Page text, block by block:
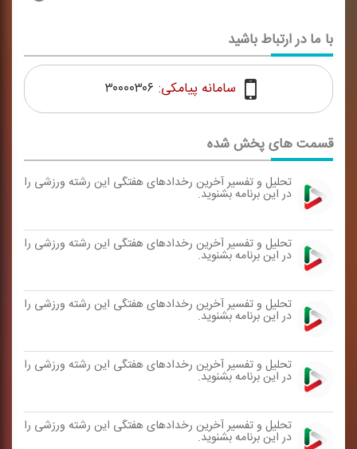
قسمت های پخش شده
تحلیل و تفسیر آخرین رخدادهای هفتگی این رشته ورزشی را
در این برنامه بشنوید.
تحلیل و تفسیر آخرین رخدادهای هفتگی این رشته ورزشی را
در این برنامه بشنوید.
تحلیل و تفسیر آخرین رخدادهای هفتگی این رشته ورزشی را
در این برنامه بشنوید.
تحلیل و تفسیر آخرین رخدادهای هفتگی این رشته ورزشی را
در این برنامه بشنوید.
تحلیل و تفسیر آخرین رخدادهای هفتگی این رشته ورزشی را
در این برنامه بشنوید.
با ما در ارتباط باشید
سامانه پیامکی: ۳۰۰۰۰۳۰۶